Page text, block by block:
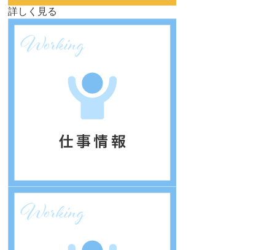
詳しく見る